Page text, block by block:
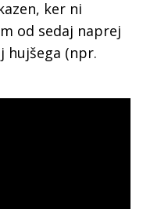
ker ni
od sedaj naprej
hujšega (npr.